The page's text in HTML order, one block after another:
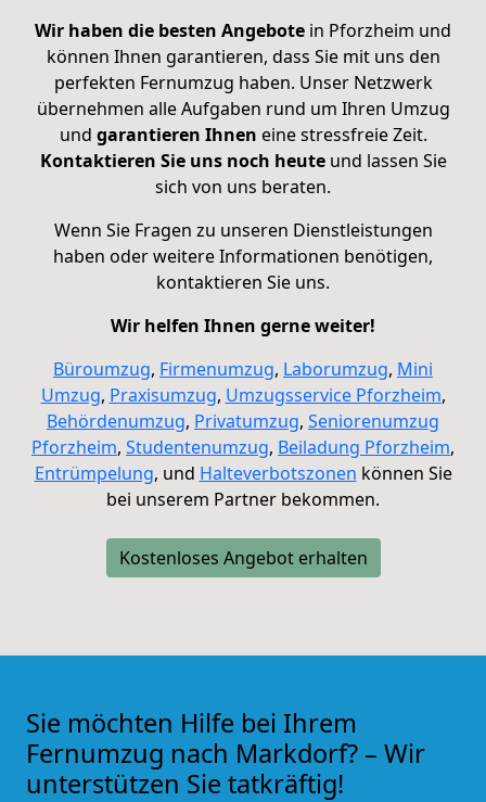
Wir haben die besten Angebote in Pforzheim und
können Ihnen garantieren, dass Sie mit uns den
perfekten Fernumzug haben. Unser Netzwerk
übernehmen alle Aufgaben rund um Ihren Umzug
und garantieren Ihnen eine stressfreie Zeit.
Kontaktieren Sie uns noch heuteund lassen Sie
sich von uns beraten.
Wenn Sie Fragen zu unseren Dienstleistungen
haben oder weitere Informationen benötigen,
kontaktieren Sie uns.
Wir helfen Ihnen gerne weiter!
Büroumzug, Firmenumzug, Laborumzug, Mini
Umzug, Praxisumzug, Umzugsservice Pforzheim,
Behördenumzug, Privatumzug, Seniorenumzug
Pforzheim, Studentenumzug, Beiladung Pforzheim,
Entrümpelung, und Halteverbotszonen können Sie
bei unserem Partner bekommen.
Kostenloses Angebot erhalten
Sie möchten Hilfe bei Ihrem
Fernumzug nach Markdorf? – Wir
unterstützen Sie tatkräftig!